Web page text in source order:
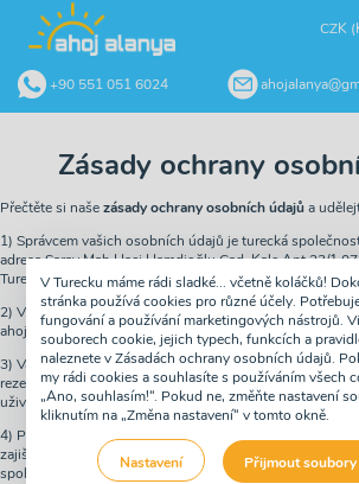
CZK
+90 551 051 6024
Zásady ochrany
Přečtěte si našezásady ochrany osobních údajůa
1) Správcem vašich osobních údajů je turecká
adresa Saray Mah Haci Hamdioğlu Cad. Kale Apt 23/1
Turecko, majitel značky alanyaonline.pl
2) V otázkách ochrany osobních údajů kontaktujte e-
ahojalanya@gmail.com nebo umitm@asiturizm.com
3) Vaše osobní údaje budou zpracovány za účelem
rezervace zájezdu v Turecku a pro statistické účely
uživatelích webových stránek).
4) Příjemcem vašich osobních údajů jsou oprávnění
zajišťující přepravní, hotelové, průvodcovské,
společnosti.
V Turecku máme rádi sladké... včetně koláčků!
stránka používá cookies pro různé účely.
fungování a používání marketingových nástrojů.
souborech cookie, jejich typech, funkcích a
naleznete v Zásadách ochrany osobních údajů.
my rádi cookies a souhlasíte s používáním všech
„Ano, souhlasím!“. Pokud ne, změňte nastavení
kliknutím na „Změna nastavení“ v tomto okně.
Nastavení Přijmout soubory